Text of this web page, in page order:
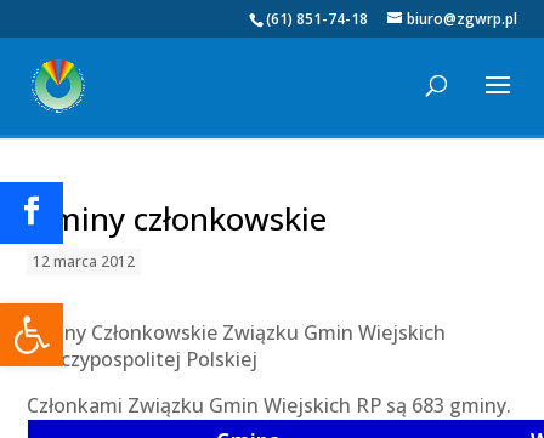
Otwórz pasek narzędzi
(61) 851-74-18 biuro@zgwrp.pl
Gminy członkowskie
12 marca 2012
Gminy Członkowskie Związku Gmin Wiejskich
Rzeczypospolitej Polskiej
Członkami Związku Gmin Wiejskich RP są 683 gminy.